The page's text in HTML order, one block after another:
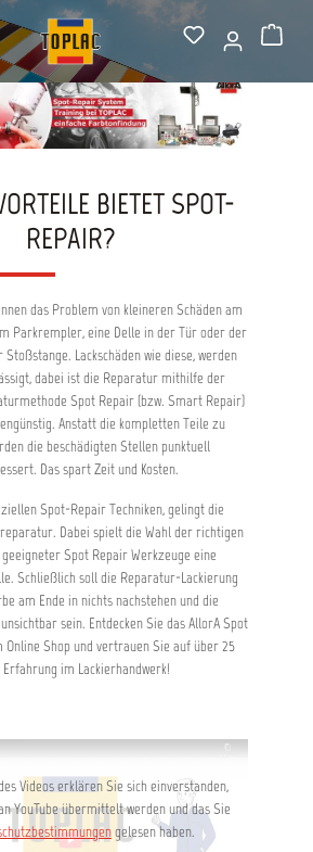
BIETET SPOT-
REPAIR?
das Problem von kleineren Schäden am
Parkrempler, eine Delle in der Tür oder der
Lackschäden wie diese, werden
dabei ist die Reparatur mithilfe der
Spot Repair (bzw. Smart Repair)
Anstatt die kompletten Teile zu
die beschädigten Stellen punktuell
Das spart Zeit und Kosten.
Spot-Repair Techniken, gelingt die
Dabei spielt die Wahl der richtigen
Spot Repair Werkzeuge eine
Schließlich soll die Reparatur-Lackierung
am Ende in nichts nachstehen und die
sein. Entdecken Sie das AllorA Spot
Online Shop und vertrauen Sie auf über 25
Erfahrung im Lackierhandwerk!
Videos erklären Sie sich einverstanden,
YouTube übermittelt werden und das Sie
gelesen haben.